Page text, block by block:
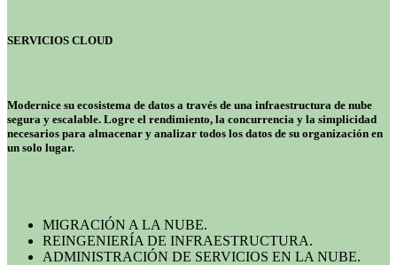
SERVICIOS CLOUD
Modernice su ecosistema de datos a través de una infraestructura de nube
segura y escalable. Logre el rendimiento, la concurrencia y la simplicidad
necesarios para almacenar y analizar todos los datos de su organización en
un solo lugar.
MIGRACIÓN A LA NUBE.
REINGENIERÍA DE INFRAESTRUCTURA.
ADMINISTRACIÓN DE SERVICIOS EN LA NUBE.